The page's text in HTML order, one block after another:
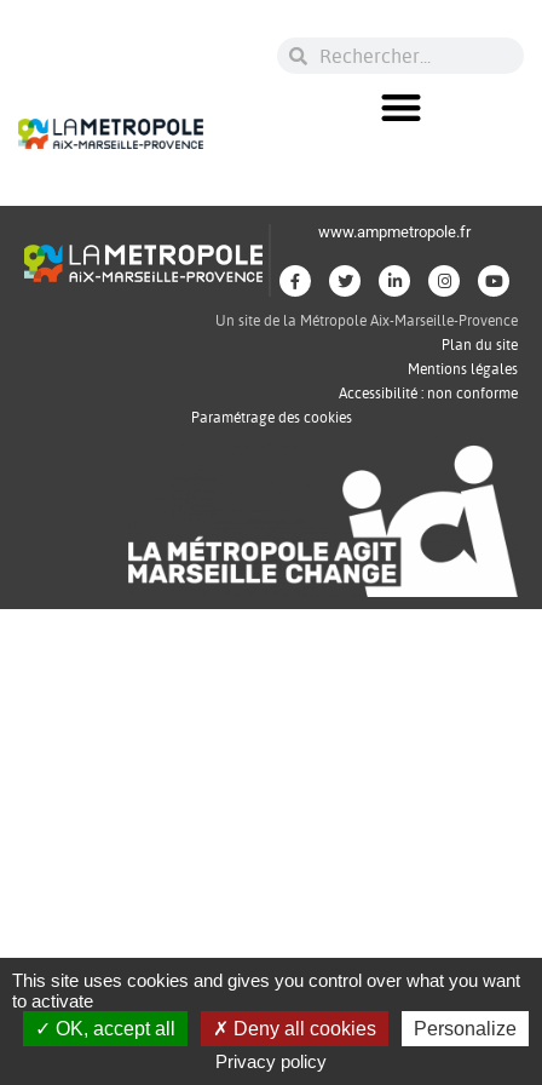
www.ampmetropole.fr
Un site de la Métropole Aix-Marseille-Provence
Plan du site
Mentions légales
Accessibilité : non conforme
Paramétrage des cookies
This site uses cookies and gives you control over what you want
to activate
OK, accept all
Deny all cookies
Personalize
Privacy policy